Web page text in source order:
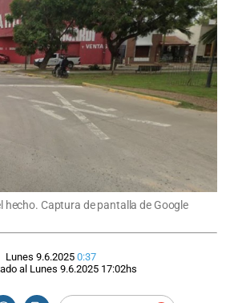
hecho. Captura de pantalla de Google
Lunes 9.6.2025 0:37
al Lunes 9.6.2025 17:02hs